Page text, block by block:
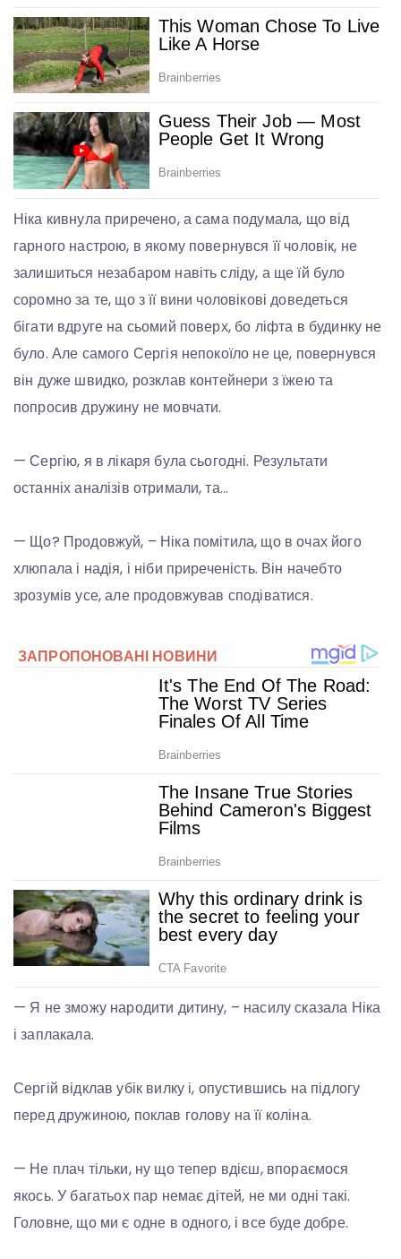
Ніка кивнула приречено, а сама подумала, що від
гарного настрою, в якому повернувся її чоловік, не
залишиться незабаром навіть сліду, а ще їй було
соромно за те, що з її вини чоловікові доведеться
бігати вдруге на сьомий поверх, бо ліфта в будинку не
було. Але самого Сергія непокоїло не це, повернувся
він дуже швидко, розклав контейнери з їжею та
попросив дружину не мовчати.
— Сергію, я в лікаря була сьогодні. Результати
останніх аналізів отримали, та…
— Що? Продовжуй, – Ніка помітила, що в очах його
хлюпала і надія, і ніби приреченість. Він начебто
зрозумів усе, але продовжував сподіватися.
— Я не зможу народити дитину, – насилу сказала Ніка
і заплакала.
Сергій відклав убік вилку і, опустившись на підлогу
перед дружиною, поклав голову на її коліна.
— Не плач тільки, ну що тепер вдієш, впораємося
якось. У багатьох пар немає дітей, не ми одні такі.
Головне, що ми є одне в одного, і все буде добре.